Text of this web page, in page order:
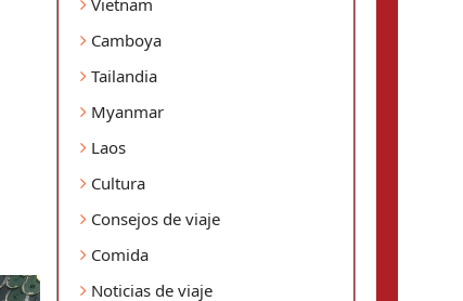
Vietnam
Camboya
Tailandia
Myanmar
Laos
Cultura
Consejos de viaje
Comida
Noticias de viaje